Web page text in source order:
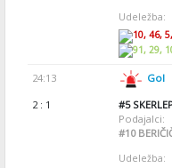
Udeležba:
10, 46,
91, 29,
24:13 Gol
2 : 1
#5
Podajalci:
#10
Udeležba: